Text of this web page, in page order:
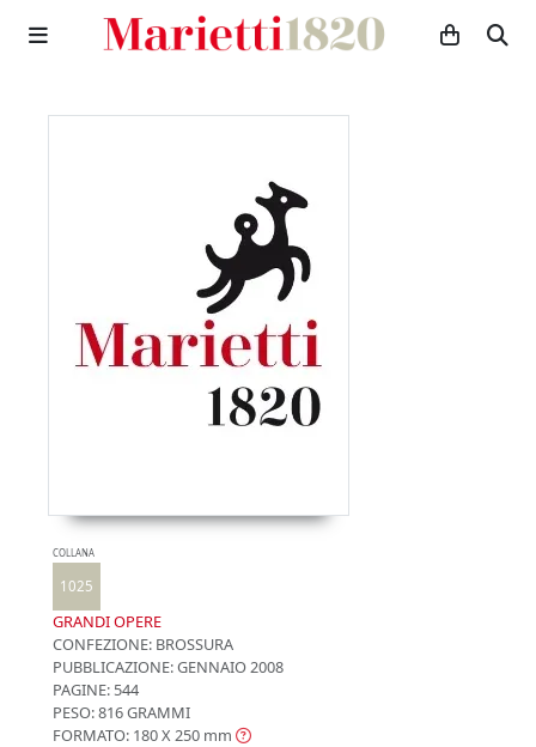
COLLANA
1025
GRANDI OPERE
CONFEZIONE: BROSSURA
PUBBLICAZIONE:GENNAIO 2008
PAGINE: 544
PESO: 816 GRAMMI
FORMATO: 180 X 250 mm